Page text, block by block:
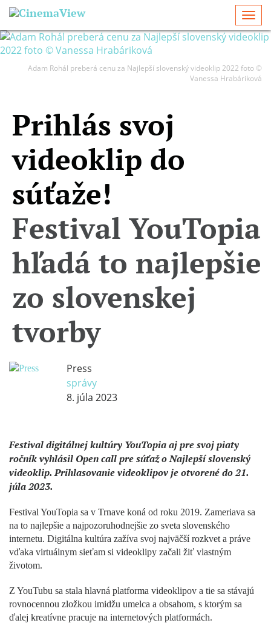
Adam Rohál preberá cenu za Najlepší slovenský videoklip 2022 foto ©
Vanessa Hrabáriková
Prihlás svoj
videoklip do
súťaže!
Festival YouTopia
hľadá to najlepšie
zo slovenskej
tvorby
Press
správy
8. júla 2023
Festival digitálnej kultúry YouTopia aj pre svoj piaty
ročník vyhlásil Open call pre súťaž o Najlepší slovenský
videoklip. Prihlasovanie videoklipov je otvorené do 21.
júla 2023.
Festival YouTopia sa v Trnave koná od roku 2019. Zameriava sa
na to najlepšie a najpozoruhodnejšie zo sveta slovenského
internetu. Digitálna kultúra zažíva svoj najväčší rozkvet a práve
vďaka virtuálnym sieťam si videoklipy začali žiť vlastným
životom.
Z YouTubu sa stala hlavná platforma videoklipov a tie sa stávajú
rovnocennou zložkou imidžu umelca a obsahom, s ktorým sa
ďalej kreatívne pracuje na internetových platformách.